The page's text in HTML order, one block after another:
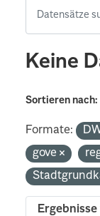
Keine
Sortieren nach
Formate:
gove